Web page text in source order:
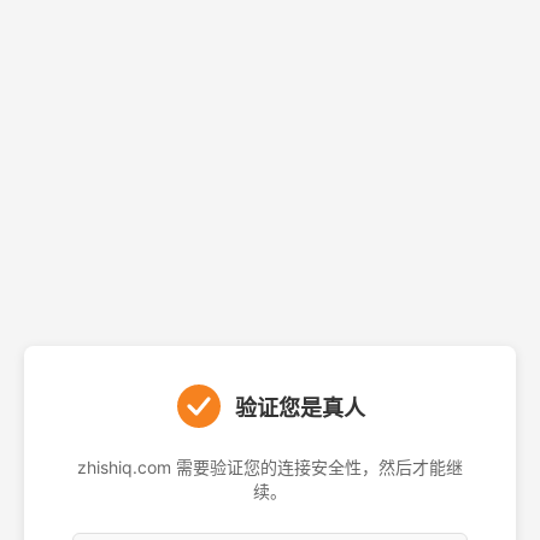
验证您是真人
zhishiq.com 需要验证您的连接安全性，然后才能继
续。